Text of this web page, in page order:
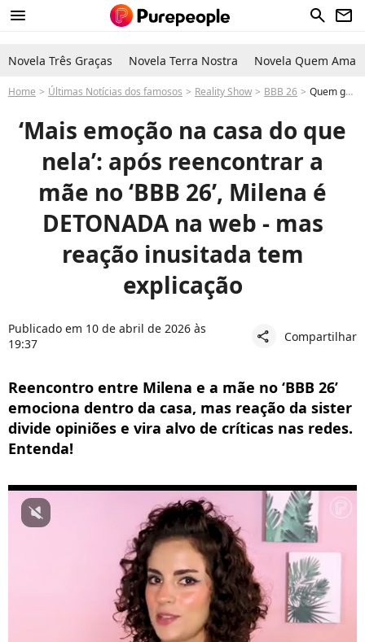
menu search newsletter
Novela Três Graças Novela Terra Nostra Novela Quem Ama
Home Últimas Notícias dos famosos Reality Show BBB 26 Quem ganhou Prova do Anjo hoje no BBB 26 Milena reencontra a mãe Neide e não chora enquanto Jordana e Ana Paula se emocionam público detona reação
‘Mais emoção na casa do que
nela’: após reencontrar a
mãe no ‘BBB 26’, Milena é
DETONADA na web - mas
reação inusitada tem
explicação
Publicado em 10 de abril de 2026 às
19:37
share Compartilhar
Reencontro entre Milena e a mãe no ‘BBB 26’
emociona dentro da casa, mas reação da sister
divide opiniões e vira alvo de críticas nas redes.
Entenda!